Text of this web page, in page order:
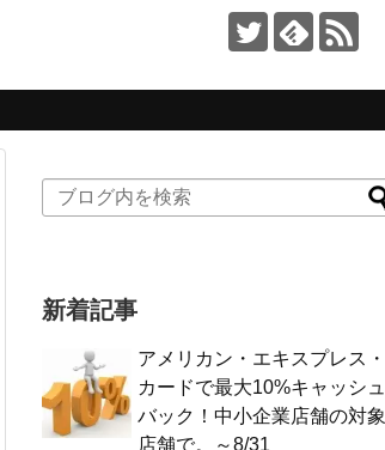
新着記事
アメリカン・エキスプレス・
カードで最大10%キャッシュ
バック！中小企業店舗の対象
店舗で。～8/31